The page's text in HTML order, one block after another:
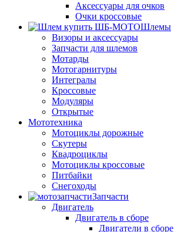
Аксессуары для очков
Очки кроссовые
Шлемы
Визоры и аксессуары
Запчасти для шлемов
Мотарды
Мотогарнитуры
Интегралы
Кроссовые
Модуляры
Открытые
Мототехника
Мотоциклы дорожные
Скутеры
Квадроциклы
Мотоциклы кроссовые
Питбайки
Снегоходы
Запчасти
Двигатель
Двигатель в сборе
Двигатели в сборе